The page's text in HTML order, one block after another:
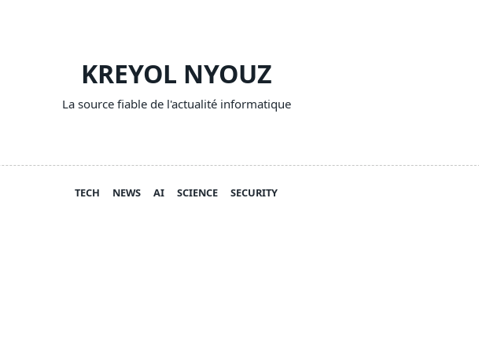
KREYOL NYOUZ
La source fiable de l'actualité informatique
TECH NEWS AI SCIENCE SECURITY